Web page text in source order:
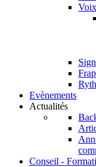
Voix
Evènements
Actualités
Conseil -